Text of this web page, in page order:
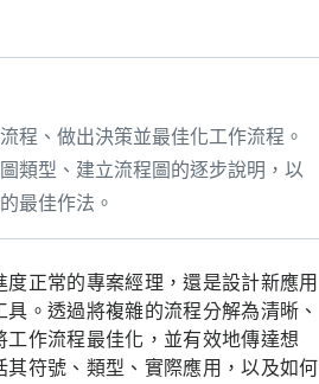
程、做出決策並最佳化工作流程。
類型、建立流程圖的逐步說明，以
最佳作法。
正常的專案經理，還是設計新應用
。透過將複雜的流程分解為清晰、
作流程最佳化，並有效地傳達想
符號、類型、實際應用，以及如何